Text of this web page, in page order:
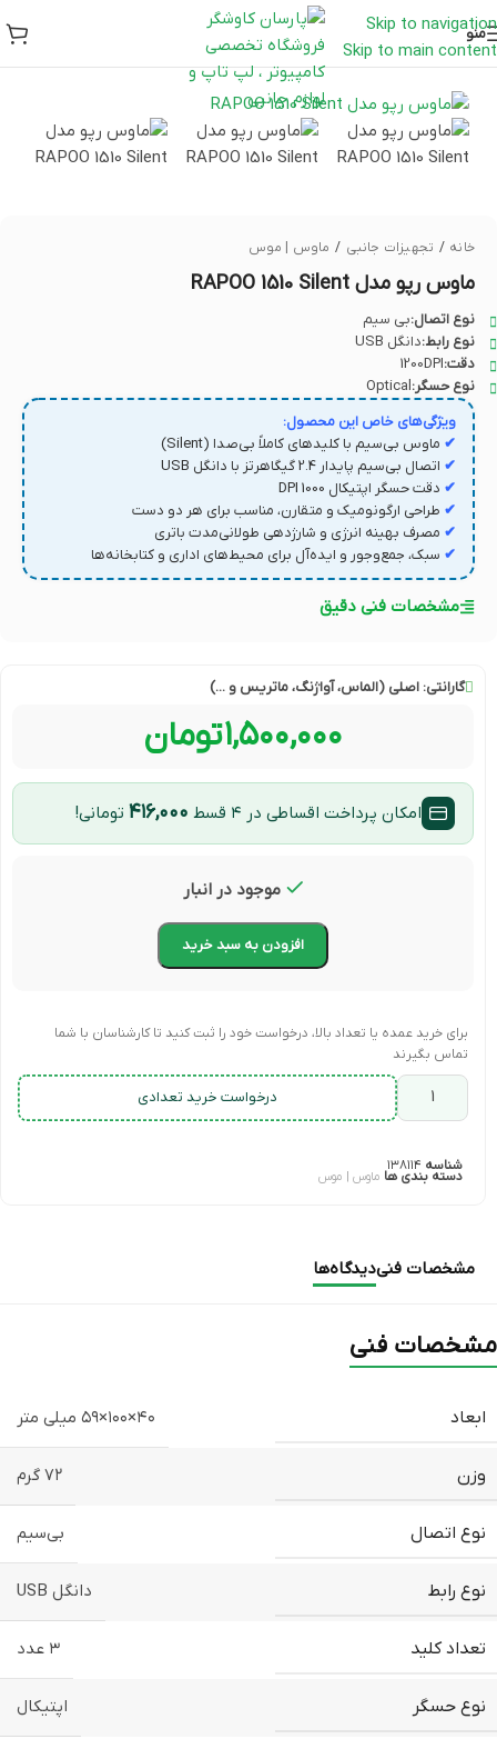
Skip to navigation
Skip to main content
منو
خانه / تجهیزات جانبی / ماوس | موس
ماوس رپو مدل RAPOO 1510 Silent
نوع اتصال:بی سیم
نوع رابط:دانگل USB
دقت:1200DPI
نوع حسگر:Optical
ویژگی‌های خاص این محصول:
✔ ماوس بی‌سیم با کلیدهای کاملاً بی‌صدا (Silent)
✔ اتصال بی‌سیم پایدار 2.4 گیگاهرتز با دانگل USB
✔ دقت حسگر اپتیکال 1000 DPI
✔ طراحی ارگونومیک و متقارن، مناسب برای هر دو دست
✔ مصرف بهینه انرژی و شارژدهی طولانی‌مدت باتری
✔ سبک، جمع‌وجور و ایده‌آل برای محیط‌های اداری و کتابخانه‌ها
مشخصات فنی دقیق
گارانتی: اصلی (الماس، آواژنگ، ماتریس و ...)
۱,۵۰۰,۰۰۰تومان
امکان پرداخت اقساطی در ۴ قسط ۴۱۶,۰۰۰ تومانی!
موجود در انبار
افزودن به سبد خرید
برای خرید عمده یا تعداد بالا، درخواست خود را ثبت کنید تا کارشناسان با شما
تماس بگیرند
درخواست خرید تعدادی
شناسه ۱۳۸۱۱۴
دسته بندی ها ماوس | موس
مشخصات فنیدیدگاه‌ها
مشخصات فنی
ابعاد ۴۰×۱۰۰×۵۹ میلی متر
وزن ۷۲ گرم
نوع اتصال بی‌سیم
نوع رابط دانگل USB
تعداد کلید ۳ عدد
نوع حسگر اپتیکال